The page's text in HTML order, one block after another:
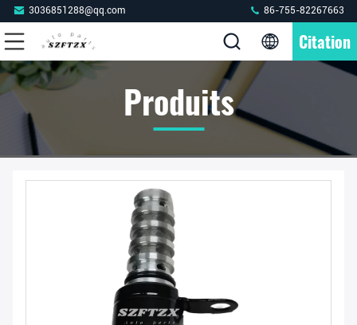
3036851288@qq.com 86-755-82267663
Citation
Produits